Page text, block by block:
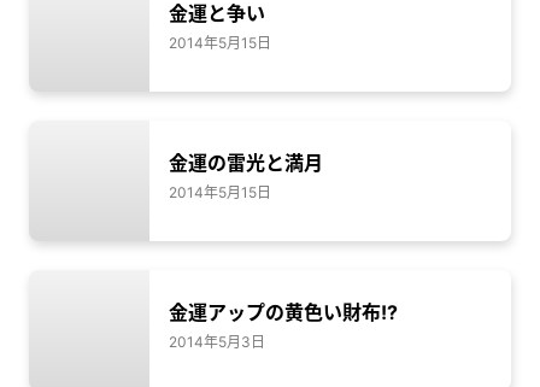
金運と争い
2014年5月15日
金運の雷光と満月
2014年5月15日
金運アップの黄色い財布!?
2014年5月3日